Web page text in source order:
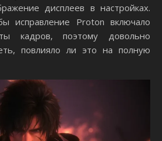
дисплеев в настройках.
исправление Proton включало
кадров, поэтому довольно
повлияло ли это на полную